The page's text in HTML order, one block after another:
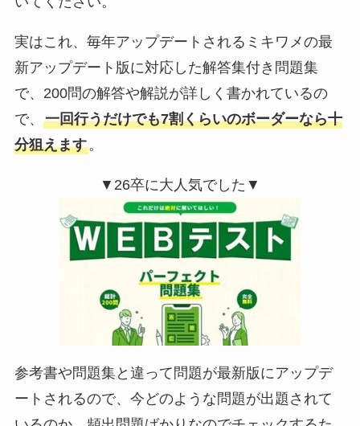
実はこれ、毎年アップデートされるミキワメの最
新アップデート版に対応した解答集付き問題集
で、200問の解答や解説が詳しく書かれているの
で、 一回行うだけでも7割くらいのボーダーなら十
分狙えます。
▼26卒に大人気でした▼
参考書や問題集と違って問題が最新版にアップデ
ートされるので、今どのような問題が出題されて